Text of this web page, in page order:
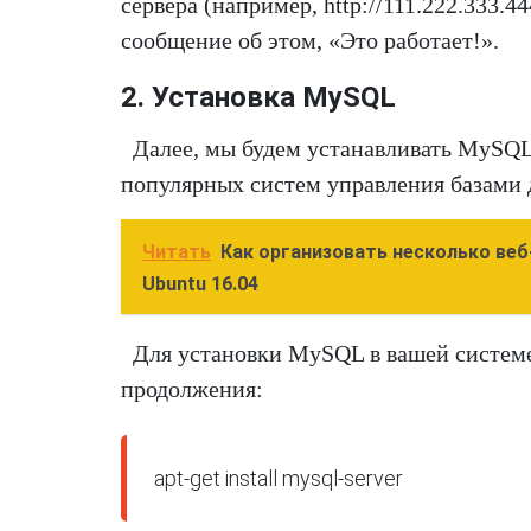
сообщение об этом, «Это работает!».
2. Установка MySQL
Далее, мы будем устанавливать
популярных систем управления базами
Читать Как организовать несколько
Ubuntu 16.04
Для установки MySQL в вашей
продолжения:
apt-get install mysql-server